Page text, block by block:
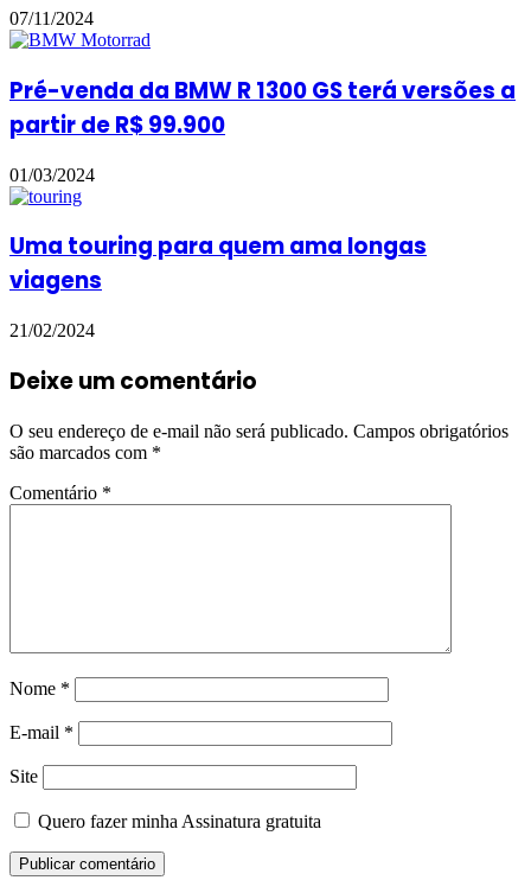
07/11/2024
Pré-venda da BMW R 1300 GS terá versões a
partir de R$ 99.900
01/03/2024
Uma touring para quem ama longas
viagens
21/02/2024
Deixe um comentário
O seu endereço de e-mail não será publicado. Campos obrigatórios
são marcados com *
Comentário *
Nome *
E-mail *
Site
Quero fazer minha Assinatura gratuita